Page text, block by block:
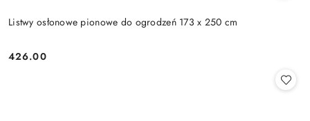
Listwy osłonowe pionowe do ogrodzeń 173 x 250 cm
Cena:
426.00